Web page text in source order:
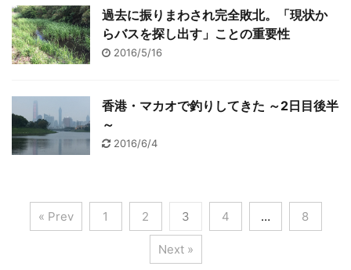
過去に振りまわされ完全敗北。「現状か
らバスを探し出す」ことの重要性
2016/5/16
香港・マカオで釣りしてきた ～2日目後半
～
2016/6/4
« Prev 1 2 3 4 … 8
Next »